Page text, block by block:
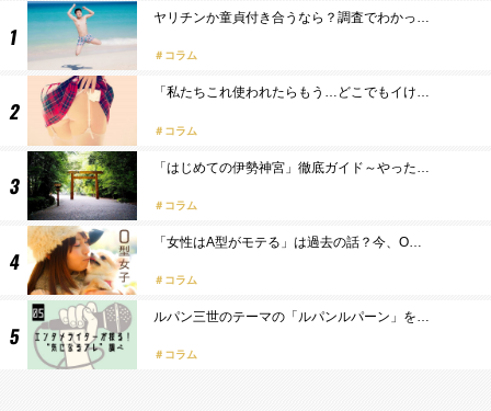
ヤリチンか童貞付き合うなら？調査でわかっ…
コラム
「私たちこれ使われたらもう…どこでもイけ…
コラム
「はじめての伊勢神宮」徹底ガイド～やった…
コラム
「女性はA型がモテる」は過去の話？今、O…
コラム
ルパン三世のテーマの「ルパンルパーン」を…
コラム